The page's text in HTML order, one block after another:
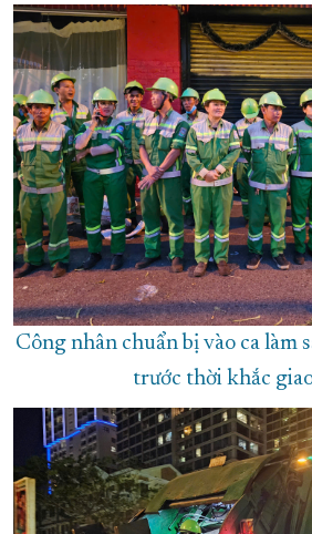
Công nhân chuẩn bị vào ca làm
trước thời khắc